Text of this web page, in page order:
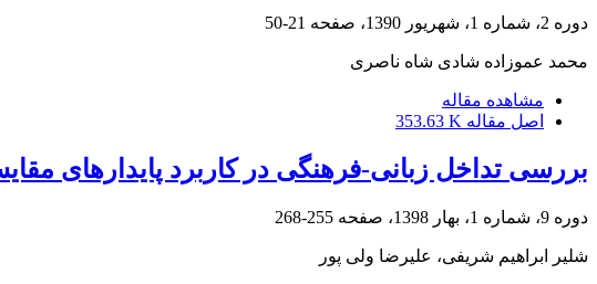
دوره 2، شماره 1، شهریور 1390، صفحه 21-50
محمد عموزاده شادی شاه ناصری
مشاهده مقاله
اصل مقاله 353.63 K
بررسی تداخل زبانی-فرهنگی در کاربرد پایدارهای
دوره 9، شماره 1، بهار 1398، صفحه 255-268
شلیر ابراهیم شریفی، علیرضا ولی پور